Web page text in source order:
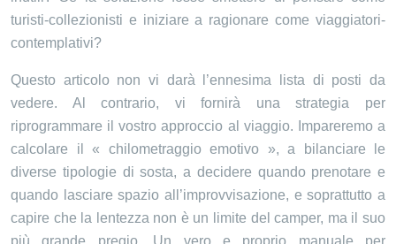
turisti-collezionisti e iniziare a ragionare come viaggiatori-
contemplativi?
Questo articolo non vi darà l’ennesima lista di posti da
vedere. Al contrario, vi fornirà una strategia per
riprogrammare il vostro approccio al viaggio. Impareremo a
calcolare il « chilometraggio emotivo », a bilanciare le
diverse tipologie di sosta, a decidere quando prenotare e
quando lasciare spazio all’improvvisazione, e soprattutto a
capire che la lentezza non è un limite del camper, ma il suo
più grande pregio. Un vero e proprio manuale per